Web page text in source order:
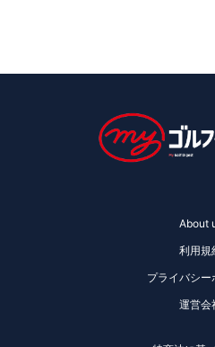
About
利用規
プライバシー
運営会